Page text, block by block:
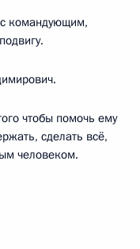
командующим,
чтобы помочь ему
сделать всё,
человеком.